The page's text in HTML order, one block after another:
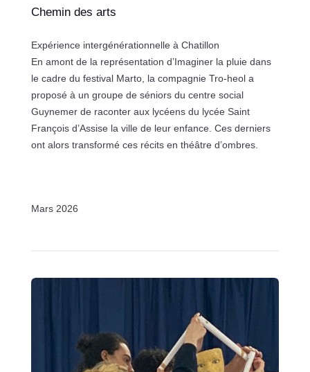
Chemin des arts
Expérience intergénérationnelle à Chatillon
En amont de la représentation d’Imaginer la pluie dans
le cadre du festival Marto, la compagnie Tro-heol a
proposé à un groupe de séniors du centre social
Guynemer de raconter aux lycéens du lycée Saint
François d’Assise la ville de leur enfance. Ces derniers
ont alors transformé ces récits en théâtre d’ombres.
Mars 2026